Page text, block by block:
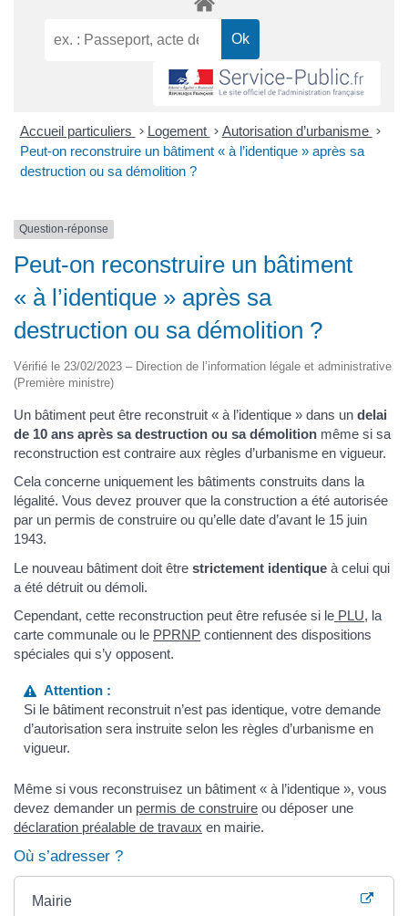
Accueil particuliers > Logement > Autorisation d’urbanisme >
Peut-on reconstruire un bâtiment « à l’identique » après sa
destruction ou sa démolition ?
Question-réponse
Peut-on reconstruire un bâtiment
« à l’identique » après sa
destruction ou sa démolition ?
Vérifié le 23/02/2023 – Direction de l’information légale et administrative
(Première ministre)
Un bâtiment peut être reconstruit « à l’identique » dans un delai
de 10 ans après sa destruction ou sa démolition même si sa
reconstruction est contraire aux règles d’urbanisme en vigueur.
Cela concerne uniquement les bâtiments construits dans la
légalité. Vous devez prouver que la construction a été autorisée
par un permis de construire ou qu’elle date d’avant le 15 juin
1943.
Le nouveau bâtiment doit être strictement identique à celui qui
a été détruit ou démoli.
Cependant, cette reconstruction peut être refusée si le PLU, la
carte communale ou le PPRNP contiennent des dispositions
spéciales qui s’y opposent.
Attention :
Si le bâtiment reconstruit n’est pas identique, votre demande
d’autorisation sera instruite selon les règles d’urbanisme en
vigueur.
Même si vous reconstruisez un bâtiment « à l’identique », vous
devez demander un permis de construire ou déposer une
déclaration préalable de travaux en mairie.
Où s’adresser ?
Mairie